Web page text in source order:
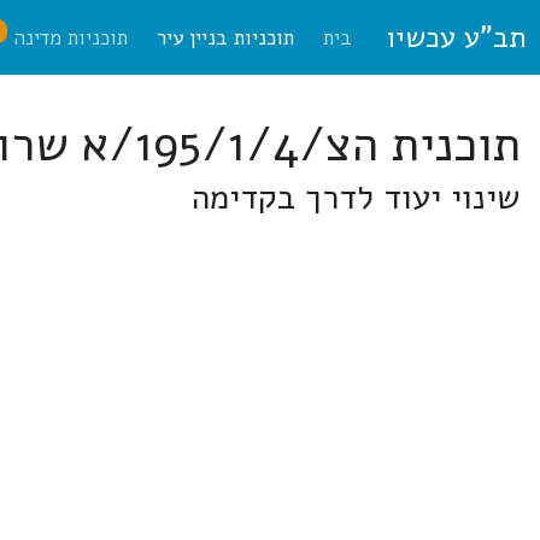
תב"ע עכשיו בית תוכניות בניין עיר תוכניות מדינה
תוכנית הצ/195/1/4/א שרונים
שינוי יעוד לדרך בקדימה